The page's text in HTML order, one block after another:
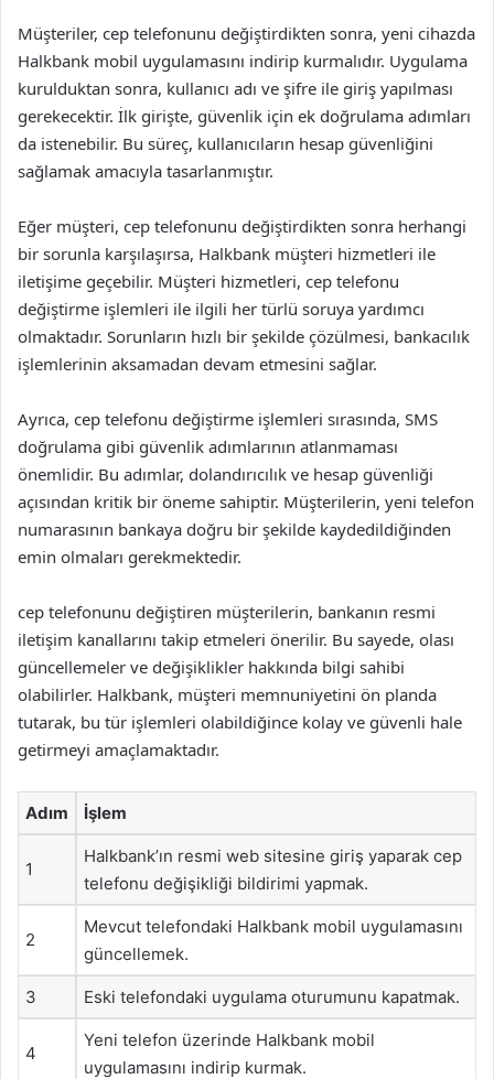
Müşteriler, cep telefonunu değiştirdikten sonra, yeni cihazda
Halkbank mobil uygulamasını indirip kurmalıdır. Uygulama
kurulduktan sonra, kullanıcı adı ve şifre ile giriş yapılması
gerekecektir. İlk girişte, güvenlik için ek doğrulama adımları
da istenebilir. Bu süreç, kullanıcıların hesap güvenliğini
sağlamak amacıyla tasarlanmıştır.
Eğer müşteri, cep telefonunu değiştirdikten sonra herhangi
bir sorunla karşılaşırsa, Halkbank müşteri hizmetleri ile
iletişime geçebilir. Müşteri hizmetleri, cep telefonu
değiştirme işlemleri ile ilgili her türlü soruya yardımcı
olmaktadır. Sorunların hızlı bir şekilde çözülmesi, bankacılık
işlemlerinin aksamadan devam etmesini sağlar.
Ayrıca, cep telefonu değiştirme işlemleri sırasında, SMS
doğrulama gibi güvenlik adımlarının atlanmaması
önemlidir. Bu adımlar, dolandırıcılık ve hesap güvenliği
açısından kritik bir öneme sahiptir. Müşterilerin, yeni telefon
numarasının bankaya doğru bir şekilde kaydedildiğinden
emin olmaları gerekmektedir.
cep telefonunu değiştiren müşterilerin, bankanın resmi
iletişim kanallarını takip etmeleri önerilir. Bu sayede, olası
güncellemeler ve değişiklikler hakkında bilgi sahibi
olabilirler. Halkbank, müşteri memnuniyetini ön planda
tutarak, bu tür işlemleri olabildiğince kolay ve güvenli hale
getirmeyi amaçlamaktadır.
Adım İşlem
1
Halkbank’ın resmi web sitesine giriş yaparak cep
telefonu değişikliği bildirimi yapmak.
2
Mevcut telefondaki Halkbank mobil uygulamasını
güncellemek.
3 Eski telefondaki uygulama oturumunu kapatmak.
4
Yeni telefon üzerinde Halkbank mobil
uygulamasını indirip kurmak.